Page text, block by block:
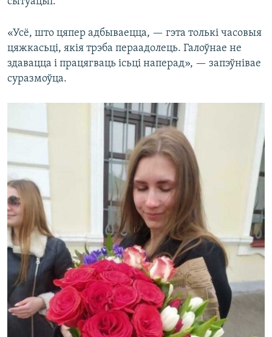
«Усё, што цяпер адбываецца, — гэта толькі часовыя
цяжкасьці, якія трэба пераадолець. Галоўнае не
здавацца і працягваць ісьці наперад», — запэўнівае
суразмоўца.